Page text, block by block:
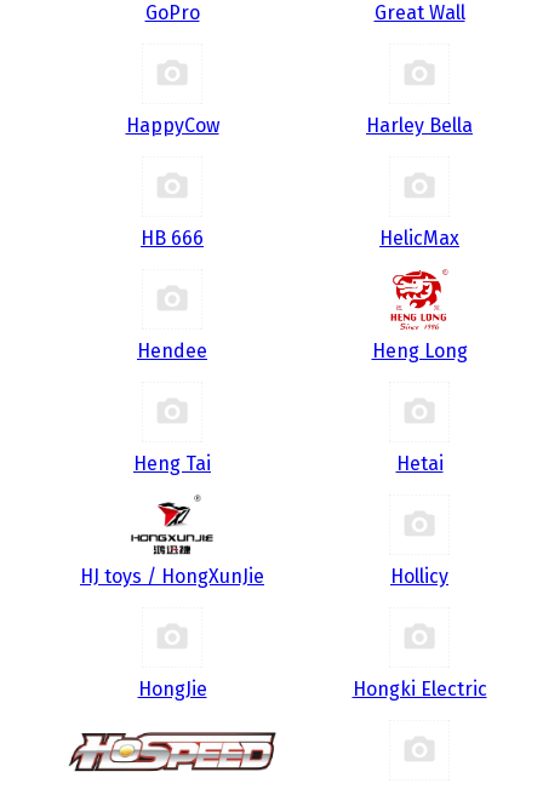
GoPro Great Wall
HappyCow Harley Bella
HB 666 HelicMax
Hendee Heng Long
Heng Tai Hetai
HJ toys / HongXunJie Hollicy
HongJie Hongki Electric